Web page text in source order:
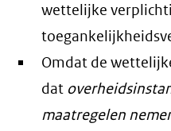
wettelijke
Omdat de
dat
maatregelen